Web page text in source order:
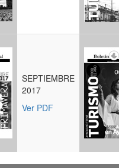
SEPTIEMBRE
2017
Ver PDF